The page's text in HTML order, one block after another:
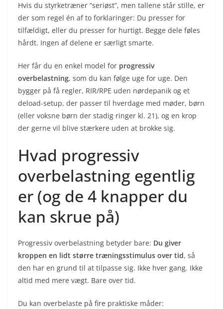
Hvis du styrketræner “seriøst”, men tallene står stille, er
der som regel én af to forklaringer: Du presser for
tilfældigt, eller du presser for hurtigt. Begge dele føles
hårdt. Ingen af delene er særligt smarte.
Her får du en enkel model for progressiv
overbelastning, som du kan følge uge for uge. Den
bygger på få regler, RIR/RPE uden nørdepanik og et
deload-setup, der passer til hverdage med møder, børn
(eller voksne børn der stadig ringer kl. 21), og en krop
der gerne vil blive stærkere uden at brokke sig.
Hvad progressiv
overbelastning egentlig
er (og de 4 knapper du
kan skrue på)
Progressiv overbelastning betyder bare: Du giver
kroppen en lidt større træningsstimulus over tid, så
den har en grund til at tilpasse sig. Ikke hver gang. Ikke
altid med mere vægt. Bare over tid.
Du kan overbelaste på fire praktiske måder: